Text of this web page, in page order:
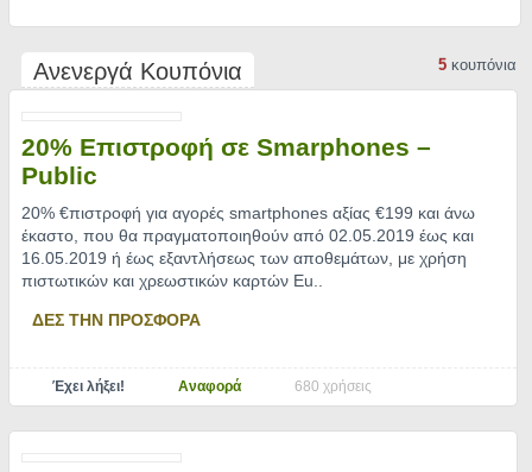
Ανενεργά Κουπόνια 5κουπόνια
20% Επιστροφή σε Smarphones –
Public
20% €πιστροφή για αγορές smartphones αξίας €199 και άνω
έκαστο, που θα πραγματοποιηθούν από 02.05.2019 έως και
16.05.2019 ή έως εξαντλήσεως των αποθεμάτων, με χρήση
πιστωτικών και χρεωστικών καρτών Eu
ΔΕΣ ΤΗΝ ΠΡΟΣΦΟΡΑ
Έχει λήξει! Αναφορά 680 χρήσεις